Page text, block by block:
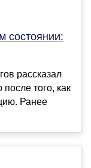
состоянии:
рассказал
того, как
Ранее